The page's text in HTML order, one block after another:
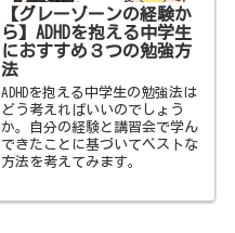
【グレーゾーンの経験か
ら】ADHDを抱える中学生
におすすめ３つの勉強方
法
ADHDを抱える中学生の勉強法は
どう考えればいいのでしょう
か。自分の経験と講習会で学ん
できたことに基づいてベストな
方法を考えてみます。